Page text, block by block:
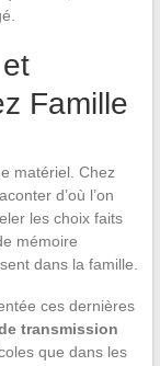
Famille
matériel. Chez
d’où l’on
les choix faits
mémoire
dans la famille.
ces dernières
transmission
que dans les